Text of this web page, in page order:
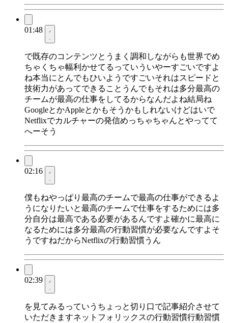
01:48
で既存のコンテンツとうまく調和しながらも世界でめ
ちゃくちゃ幅利かせてるっていういやーすごいですよ
ね本当にとんでもひいようですごいそれはスピードと
技術力があってできることうんでもそれは多分最高の
チームが最高の仕事をしてるからなんだよね結局ね
GoogleとかAppleとかもそうかもしれないけどはいで
Netflixでカルチャーの発信めっちゃちゃんとやってて
へーそう
02:16
僕もねやっぱり最高のチームで最高の仕事ができるよ
うになりたいと最高のチームで仕事をするためには多
分自分は最高である必要があるんですよ確かに最高に
なるためには多分最高の行動習慣が必要なんですよそ
うですねだからNetflixの行動習慣うん
02:39
を見てみるっていうちょっと切り口で記事紹介させて
いただきますネットフォリックスの行動習慣行動習慣